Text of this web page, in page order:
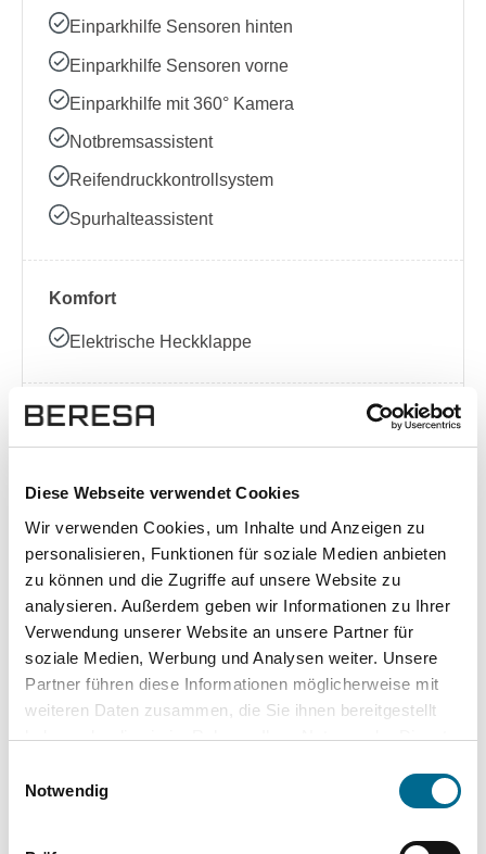
Diese Webseite verwendet Cookies
Wir verwenden Cookies, um Inhalte und Anzeigen zu
personalisieren, Funktionen für soziale Medien anbieten
zu können und die Zugriffe auf unsere Website zu
analysieren. Außerdem geben wir Informationen zu Ihrer
Verwendung unserer Website an unsere Partner für
soziale Medien, Werbung und Analysen weiter. Unsere
Partner führen diese Informationen möglicherweise mit
weiteren Daten zusammen, die Sie ihnen bereitgestellt
haben oder die sie im Rahmen Ihrer Nutzung der Dienste
Cookies, wenn Sie unsere Webseite weiterhin nutzen.
Notwendig
Einparkhilfe Sensoren hinten
Einparkhilfe Sensoren vorne
Einparkhilfe mit 360° Kamera
Notbremsassistent
Reifendruckkontrollsystem
Spurhalteassistent
Komfort
Elektrische Heckklappe
Exposé herunterladen [pdf]
Unsere Vorteile
wuddi Leasing Kauf
Versicherung ✔ - -
-